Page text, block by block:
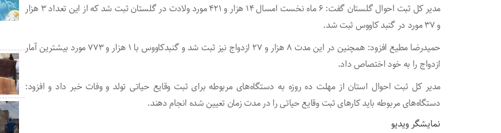
مدیر کل ثبت احوال گلستان گفت: ۶ ماه نخست امسال ۱۴ هزار و ۴۲۱ مورد ولادت در گلستان ثبت شد که از این تعداد ۳ هزار
و ۳۷ مورد در گنبد کاووس ثبت شد.
حمیدرضا مطیع افزود: همچنین در این مدت ۸ هزار و ۲۷ ازدواج نیز ثبت شد و گنبدکاووس با ۱ هزار و ۷۷۳ مورد بیشترین آمار
ازدواج را به خود اختصاص داد.
مدیر کل ثبت احوال استان از مهلت ده روزه به دستگاه‌های مربوطه برای ثبت وقایع حیاتی تولد و وفات خبر داد و افزود:
دستگاه‌های مربوطه باید کار‌های ثبت وقایع حیاتی را در مدت زمان تعیین شده انجام دهند.
نمایشگر ویدیو